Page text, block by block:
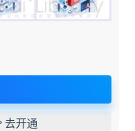
去开通